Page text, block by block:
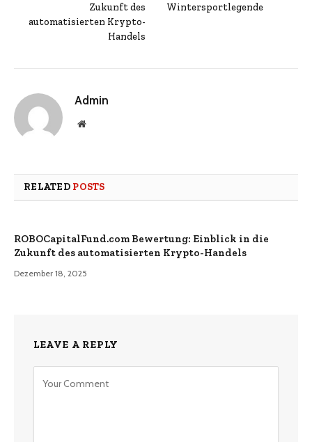
Zukunft des
automatisierten Krypto-
Handels
Wintersportlegende
Admin
Website
RELATED POSTS
ROBOCapitalFund.com Bewertung: Einblick in die
Zukunft des automatisierten Krypto-Handels
Dezember 18, 2025
LEAVE A REPLY